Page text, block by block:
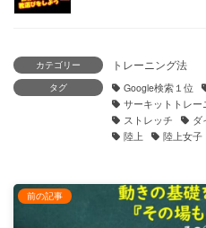
カテゴリー トレーニング法
タグ Google検索１位
サーキットトレー
ストレッチ
ダ
陸上
陸上女子
前の記事